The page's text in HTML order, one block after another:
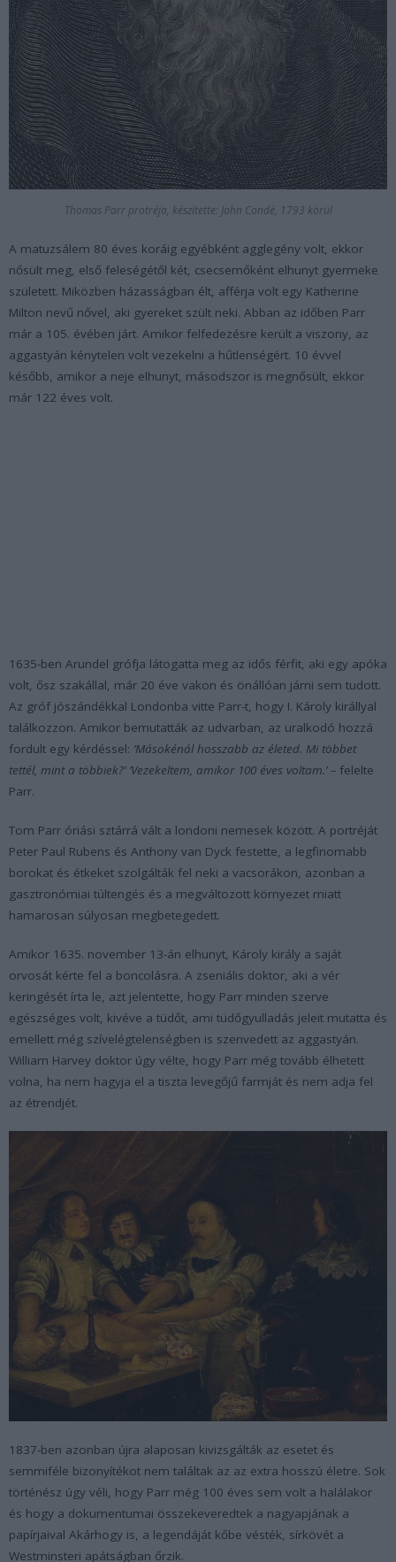
Thomas Parr protréja, készítette: John Condé, 1793 körül
A matuzsálem 80 éves koráig egyébként agglegény volt, ekkor
nősült meg, első feleségétől két, csecsemőként elhunyt gyermeke
született. Miközben házasságban élt, afférja volt egy Katherine
Milton nevű nővel, aki gyereket szült neki. Abban az időben Parr
már a 105. évében járt. Amikor felfedezésre került a viszony, az
aggastyán kénytelen volt vezekelni a hűtlenségért. 10 évvel
később, amikor a neje elhunyt, másodszor is megnősült, ekkor
már 122 éves volt.
1635-ben Arundel grófja látogatta meg az idős férfit, aki egy apóka
volt, ősz szakállal, már 20 éve vakon és önállóan járni sem tudott.
Az gróf jószándékkal Londonba vitte Parr-t, hogy I. Károly királlyal
találkozzon. Amikor bemutatták az udvarban, az uralkodó hozzá
fordult egy kérdéssel: ’Másokénál hosszabb az életed. Mi többet
tettél, mint a többiek?’ ’Vezekeltem, amikor 100 éves voltam.’ – felelte
Parr.
Tom Parr óriási sztárrá vált a londoni nemesek között. A portréját
Peter Paul Rubens és Anthony van Dyck festette, a legfinomabb
borokat és étkeket szolgálták fel neki a vacsorákon, azonban a
gasztronómiai túltengés és a megváltozott környezet miatt
hamarosan súlyosan megbetegedett.
Amikor 1635. november 13-án elhunyt, Károly király a saját
orvosát kérte fel a boncolásra. A zseniális doktor, aki a vér
keringését írta le, azt jelentette, hogy Parr minden szerve
egészséges volt, kivéve a tüdőt, ami tüdőgyulladás jeleit mutatta és
emellett még szívelégtelenségben is szenvedett az aggastyán.
William Harvey doktor úgy vélte, hogy Parr még tovább élhetett
volna, ha nem hagyja el a tiszta levegőjű farmját és nem adja fel
az étrendjét.
1837-ben azonban újra alaposan kivizsgálták az esetet és
semmiféle bizonyítékot nem találtak az az extra hosszú életre. Sok
történész úgy véli, hogy Parr még 100 éves sem volt a halálakor
és hogy a dokumentumai összekeveredtek a nagyapjának a
papírjaival Akárhogy is, a legendáját kőbe vésték, sírkövét a
Westminsteri apátságban őrzik.